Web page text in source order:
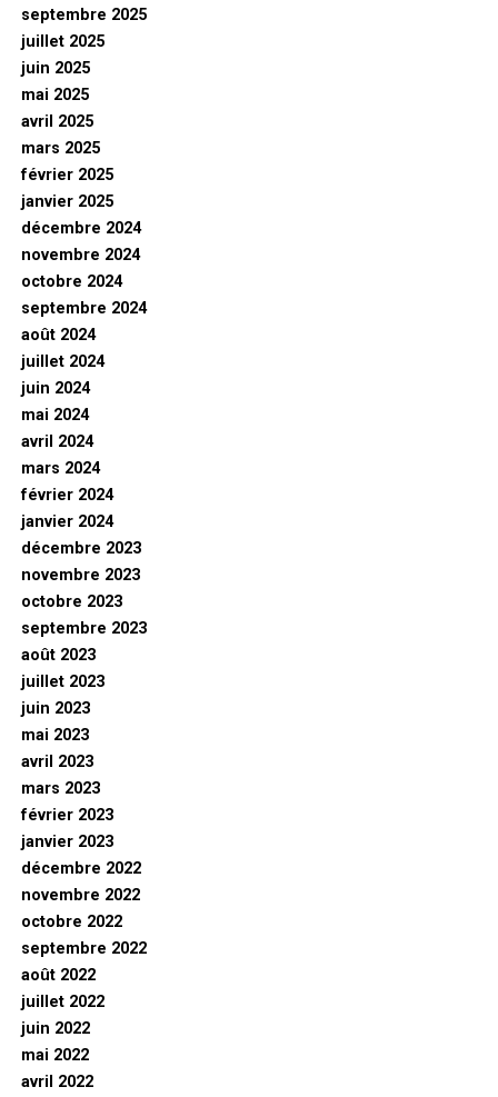
septembre 2025
juillet 2025
juin 2025
mai 2025
avril 2025
mars 2025
février 2025
janvier 2025
décembre 2024
novembre 2024
octobre 2024
septembre 2024
août 2024
juillet 2024
juin 2024
mai 2024
avril 2024
mars 2024
février 2024
janvier 2024
décembre 2023
novembre 2023
octobre 2023
septembre 2023
août 2023
juillet 2023
juin 2023
mai 2023
avril 2023
mars 2023
février 2023
janvier 2023
décembre 2022
novembre 2022
octobre 2022
septembre 2022
août 2022
juillet 2022
juin 2022
mai 2022
avril 2022